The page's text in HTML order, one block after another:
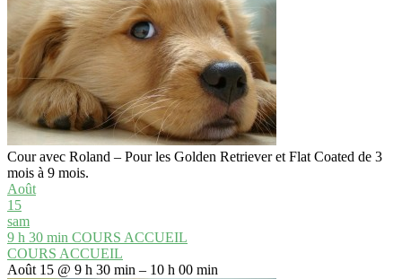
Cour avec Roland – Pour les Golden Retriever et Flat Coated de 3
mois à 9 mois.
Août
15
sam
9 h 30 min COURS ACCUEIL
COURS ACCUEIL
Août 15 @ 9 h 30 min – 10 h 00 min